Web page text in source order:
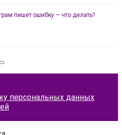
пишет ошибку — что делать?
персональных данных